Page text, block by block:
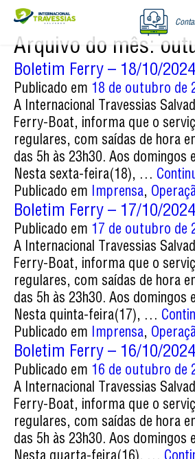
Arquivo do mês:
Boletim Ferry – 18/10/2024
Publicado em 18 de outubro de
A Internacional Travessias
Ferry-Boat, informa que o
regulares, com saídas de hora
das 5h às 23h30. Aos domingos
Nesta sexta-feira(18), …
Publicado em Imprensa,
Boletim Ferry – 17/10/2024
Publicado em 17 de outubro de
A Internacional Travessias
Ferry-Boat, informa que o
regulares, com saídas de hora
das 5h às 23h30. Aos domingos
Nesta quinta-feira(17), …
Publicado em Imprensa,
Boletim Ferry – 16/10/2024
Publicado em 16 de outubro de
A Internacional Travessias
Ferry-Boat, informa que o
regulares, com saídas de hora
das 5h às 23h30. Aos domingos
Nesta quarta-feira(16), …